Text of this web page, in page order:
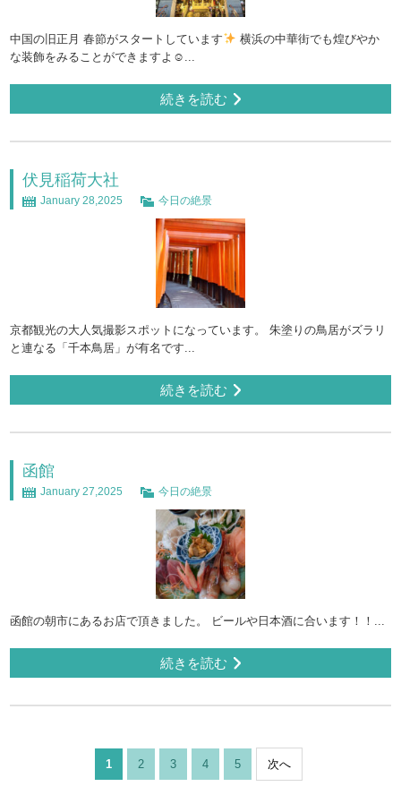
中国の旧正月 春節がスタートしています
横浜の中華街でも煌びやか
な装飾をみることができますよ☺...
続きを読む
伏見稲荷大社
January 28,2025 今日の絶景
京都観光の大人気撮影スポットになっています。 朱塗りの鳥居がズラリ
と連なる「千本鳥居」が有名です...
続きを読む
函館
January 27,2025 今日の絶景
函館の朝市にあるお店で頂きました。 ビールや日本酒に合います！！...
続きを読む
1 2 3 4 5 次へ